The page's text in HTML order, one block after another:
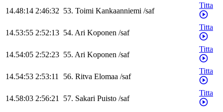
14.48:14 2:46:32 53. Toimi Kankaanniemi /saf
Titta
14.53:55 2:52:13 54. Ari Koponen /saf
Titta
14.54:05 2:52:23 55. Ari Koponen /saf
Titta
14.54:53 2:53:11 56. Ritva Elomaa /saf
Titta
14.58:03 2:56:21 57. Sakari Puisto /saf
Titta